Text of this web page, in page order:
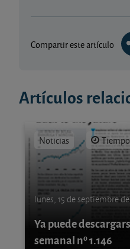
Compartir este artículo
Artículos
Noticias
lunes, 15 de septiembre
Ya puede
semanal nº 1.146